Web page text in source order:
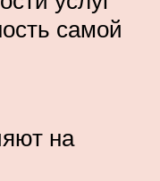
самой
на